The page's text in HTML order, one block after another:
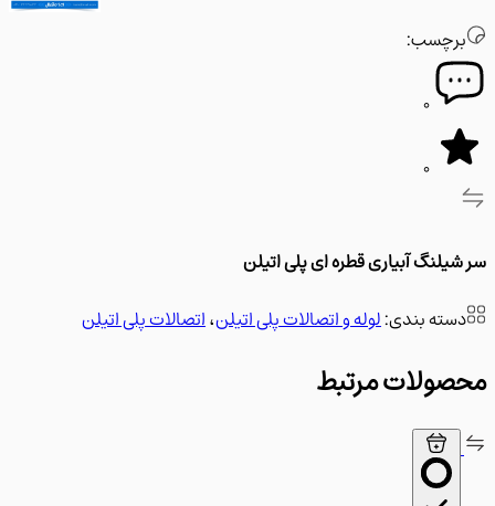
0
0
آبیاری قطره ای پلی اتیلن
بندی:لوله و اتصالات پلی اتیلن،اتصالات پلی اتیلن
مرتبط